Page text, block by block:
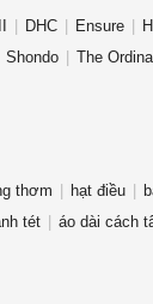
DHC Ensure
Shondo The
thơm hạt điều
tét áo dài cách